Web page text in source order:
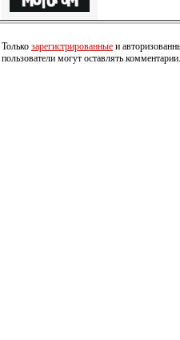
Только зарегистрированные и
пользователи могут оставлять комментарии.